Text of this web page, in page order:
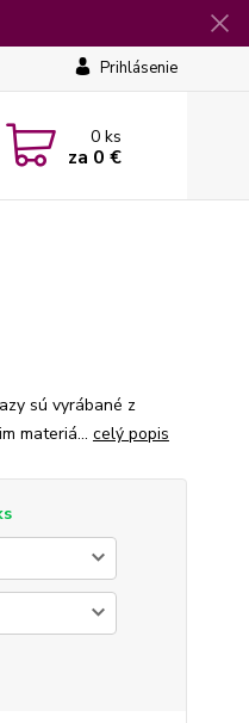
Prihlásenie
0ks
za 0 €
sú vyrábané z
materiá... celý popis